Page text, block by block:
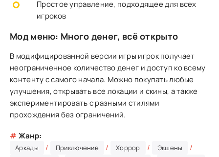
Простое управление, подходящее для всех
игроков
Мод меню: Много денег, всё открыто
В модифицированной версии игры игрок получает
неограниченное количество денег и доступ ко всему
контенту с самого начала. Можно покупать любые
улучшения, открывать все локации и скины, а также
экспериментировать с разными стилями
прохождения без ограничений.
# Жанр:
Аркады / Приключение / Хоррор / Экшены /